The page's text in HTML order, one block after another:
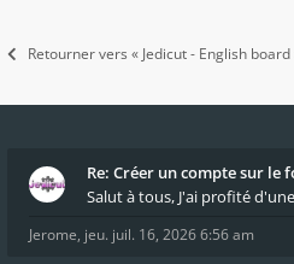
Retourner vers « Jedicut - English board
Re: Créer un compte sur le
Salut à tous, J'ai profité
Jerome, jeu. juil. 16, 2026 6:56 am